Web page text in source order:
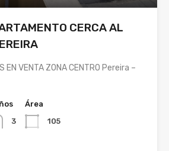
CERCA AL
EN VENTA ZONA CENTRO Pereira –
3
Área
105